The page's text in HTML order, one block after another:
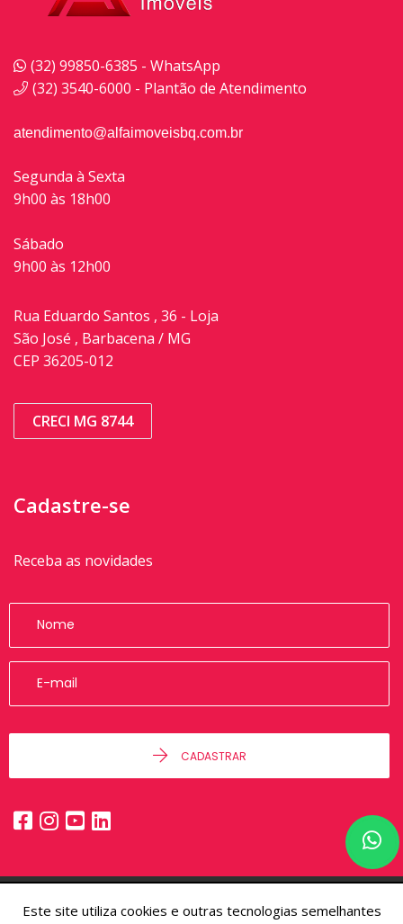
(32) 99850-6385 - WhatsApp
(32) 3540-6000 - Plantão de Atendimento
atendimento@alfaimoveisbq.com.br
Segunda à Sexta
9h00 às 18h00
Sábado
9h00 às 12h00
Rua Eduardo Santos , 36 - Loja
São José , Barbacena / MG
CEP 36205-012
CRECI MG 8744
Cadastre-se
Receba as novidades
CADASTRAR
© 2026 - Alfa Imóveis -48.236.892/0001-50 -Todos os Direitos
Este site utiliza cookies e outras tecnologias semelhantes